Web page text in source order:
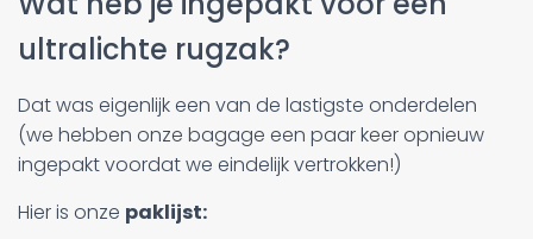
ultralichte rugzak?
Dat was eigenlijk een van de lastigste onderdelen
(we hebben onze bagage een paar keer opnieuw
ingepakt voordat we eindelijk vertrokken!)
Hier is onze paklijst: